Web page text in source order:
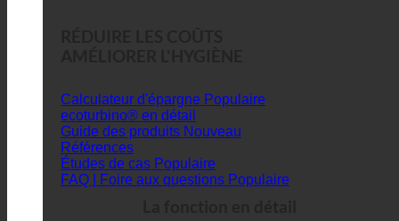
Calculateur d'épargne
ecoturbino® en détail
Guide des produits
Références
Études de cas
FAQ | Foire aux questions